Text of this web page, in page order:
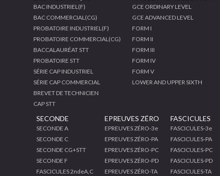
BAC INDUSTRIEL(F)
BAC COMMERCIAL(CG)
PROBATOIRE INDUSTRIEL(F)
PROBATOIRE COMMERCIAL(CG)
BACCALAURÉAT STT
PROBATOIRE STT
SÉRIE CAP INDUSTRIEL
SÉRIE CAP COMMERCIAL
BREVET DE TECHNICIEN
CAP STT
GCE ORDINARY LEVEL
GCE ADVANCED LEVEL
FORM I
FORM II
FORM III
FORM IV
FORM V
LOWER AND UPPER SIXTH
SECONDE
SECONDE A
SECONDE C
SECONDE CG+STT
SECONDE F
FASCICULES 2ndeA,C
EPREUVES ZÉRO
EPREUVES ZÉRO-3e
EPREUVES ZÉRO-PA
EPREUVES ZÉRO-PC
EPREUVES ZÉRO-PD
EPREUVES ZÉRO-TA
FASCICULES
FASCICULES-3e
FASCICULES-PA
FASCICULES-PC
FASCICULES-PD
FASCICULES-TA